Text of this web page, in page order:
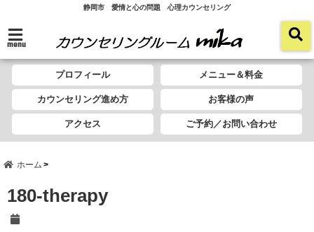
静岡市 愛情と心の問題 心理カウンセリング
menu
プロフィール メニュー＆料金
カウンセリング進め方 お客様の声
アクセス ご予約／お問い合わせ
ホーム
180-therapy